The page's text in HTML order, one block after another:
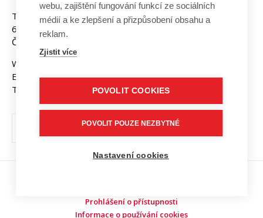
Technická 3058/10
616 00 Brno
Česká republika
Web:
E-mail:fekt-info@vut.cz
Tel: +420 541 141 111
Prohlášení o přístupnosti
Informace o používání cookies
webu, zajištění fungování funkcí ze sociálních
médií a ke zlepšení a přizpůsobení obsahu a
reklam.
Zjistit více
POVOLIT COOKIES
POVOLIT POUZE NEZBYTNÉ
Nastavení cookies